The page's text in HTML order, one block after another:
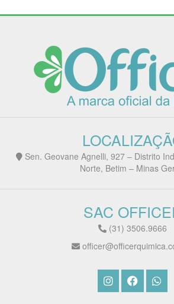
Sen. Geovane Agnelli, 927 – Distrito
Norte, Betim – Minas
SAC
(31) 3506.9666